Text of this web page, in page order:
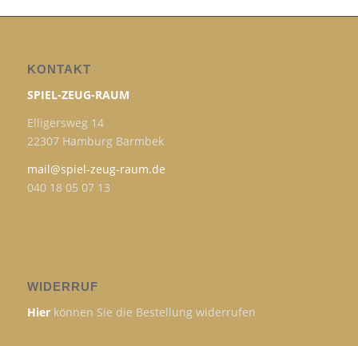
KONTAKT
SPIEL-ZEUG-RAUM
Elligersweg 14
22307 Hamburg Barmbek
mail@spiel-zeug-raum.de
040 18 05 07 13
WIDERRUF
Hierkönnen Sie die Bestellung widerrufen